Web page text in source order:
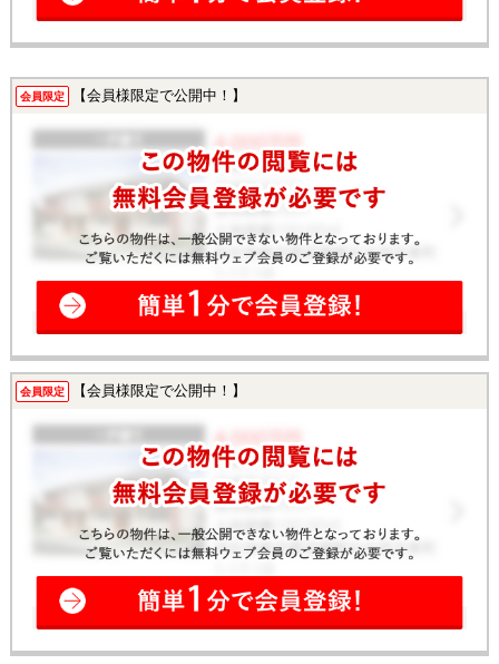
会員限定 【会員様限定で公開中！】
会員限定 【会員様限定で公開中！】